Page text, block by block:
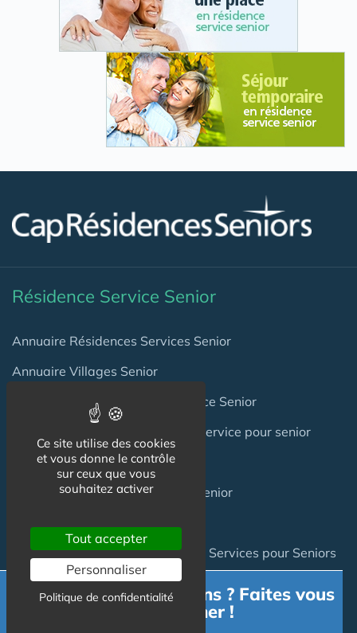
Résidence Service Senior
Annuaire Résidences Services Senior
Annuaire Villages Senior
Séjours Temporaires en Résidence Senior
Trouver une place en résidence service pour senior
Investir en Résidence Senior
Acheter une Maison en Village Senior
Les groupes de Résidences avec Services pour Seniors
Besoin d'informations ? Faites vous
accompagner !
Ce site utilise des cookies
et vous donne le contrôle
sur ceux que vous
souhaitez activer
Tout accepter
Personnaliser
Politique de confidentialité